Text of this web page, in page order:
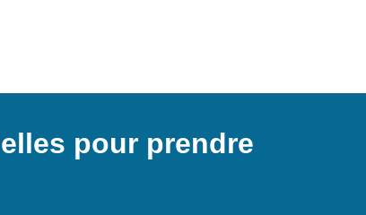
pour prendre